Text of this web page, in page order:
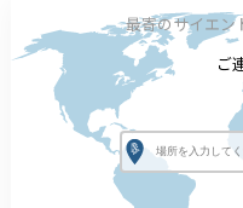
最寄のサイエン
ご